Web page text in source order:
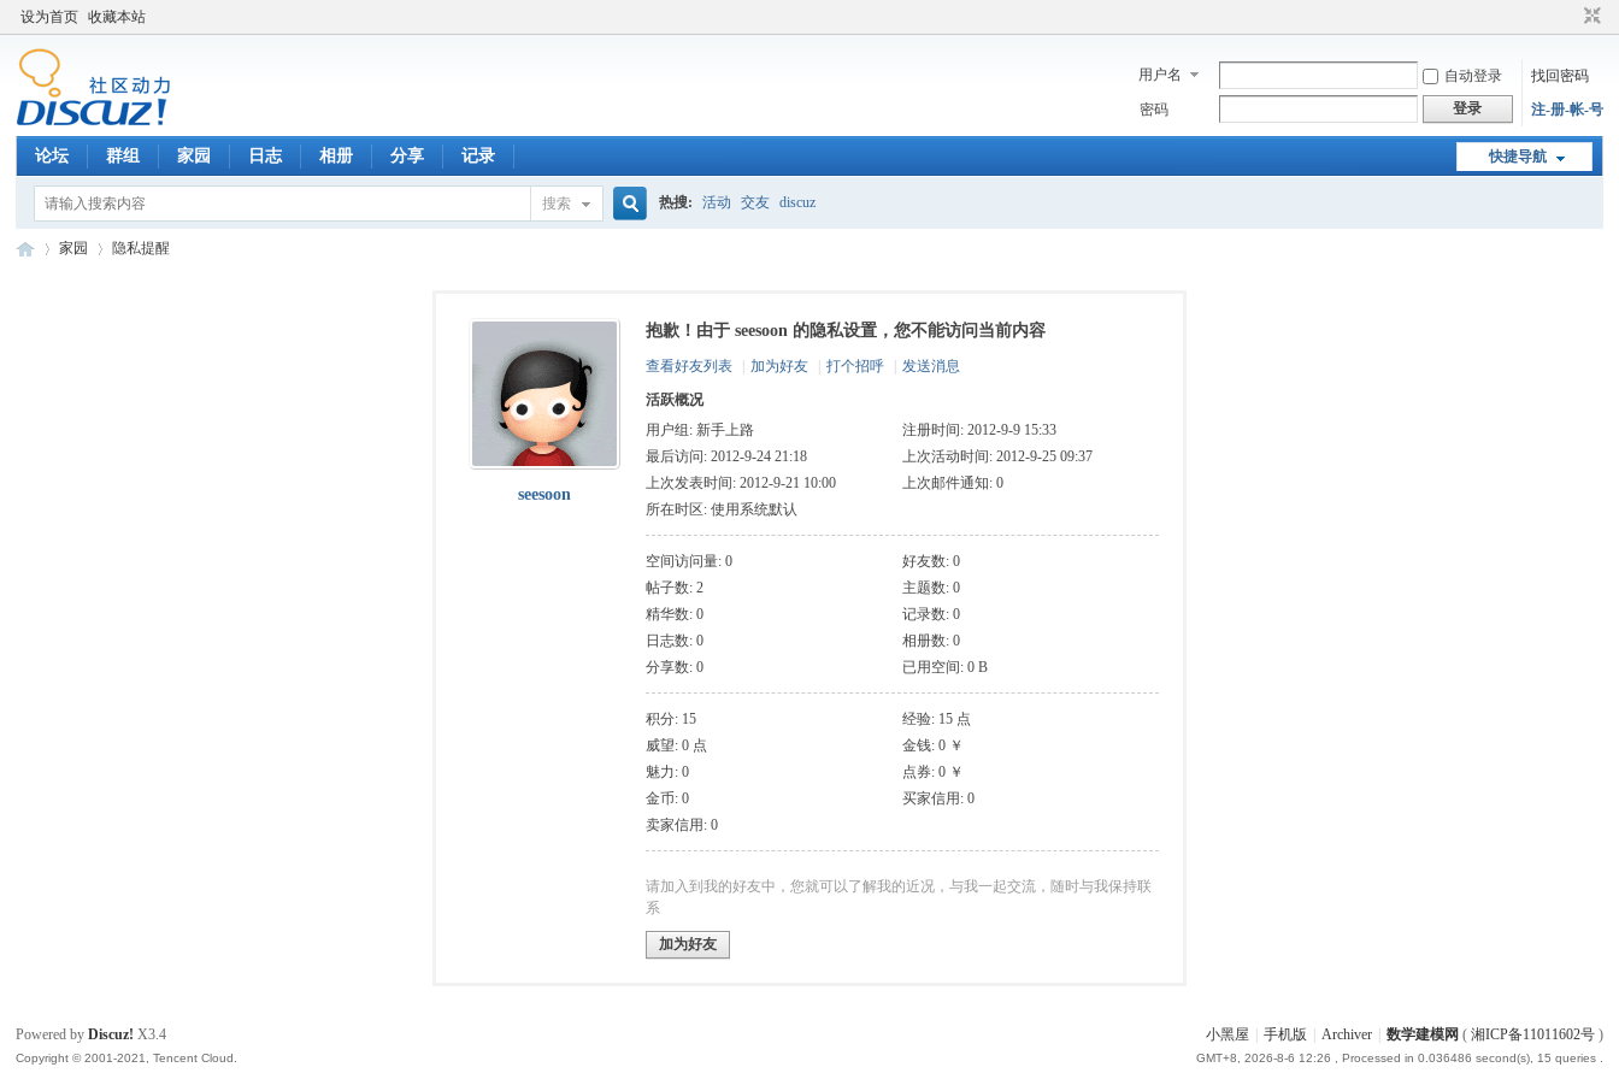
设为首页 收藏本站
用户名 自动登录
找回密码
密码
登录 注-册-帐-号
快捷导航
论坛 群组 家园 日志 相册 分享 记录
搜索 热搜: 活动 交友 discuz
家园 隐私提醒
seesoon
抱歉！由于 seesoon 的隐私设置，您不能访问当前内容
查看好友列表 加为好友 打个招呼
发送消息
活跃概况
用户组: 新手上路
注册时间: 2012-9-9 15:33
最后访问: 2012-9-24 21:18
上次活动时间: 2012-9-25 09:37
上次发表时间: 2012-9-21 10:00
上次邮件通知: 0
所在时区: 使用系统默认
空间访问量: 0
好友数: 0
帖子数: 2
主题数: 0
精华数: 0
记录数: 0
日志数: 0
相册数: 0
分享数: 0
已用空间: 0 B
积分: 15
经验: 15 点
威望: 0 点
金钱: 0 ￥
魅力: 0
点券: 0 ￥
金币: 0
买家信用: 0
卖家信用: 0
请加入到我的好友中，您就可以了解我的近况，与我一起交流，随时与我保持联
系
加为好友
小黑屋 手机版 Archiver 数学建模网 ( 湘ICP备11011602号)
GMT+8, 2026-8-6 12:26 , Processed in 0.036486 second(s), 15 queries .
Powered byDiscuz! X3.4
Copyright © 2001-2021, Tencent Cloud.